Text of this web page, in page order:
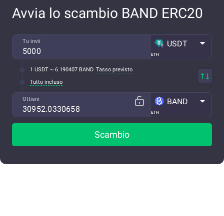
Avvia lo scambio BAND ERC20
Tu invii
ETH
USDT
1 USDT ~ 6.190407 BAND Tasso previsto
Tutto incluso
Ottieni
ETH
BAND
Scambio